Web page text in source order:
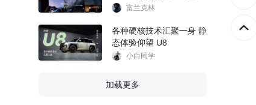
开启预售
富兰克林
各种硬核技术汇聚一身 静
态体验仰望 U8
小白同学
加载更多